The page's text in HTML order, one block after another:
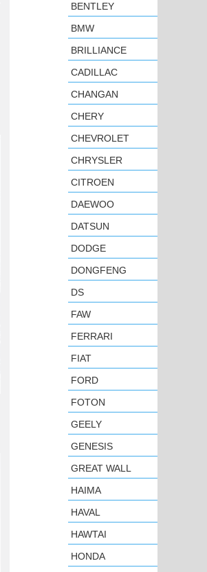
BENTLEY
BMW
BRILLIANCE
CADILLAC
CHANGAN
CHERY
CHEVROLET
CHRYSLER
CITROEN
DAEWOO
DATSUN
DODGE
DONGFENG
DS
FAW
FERRARI
FIAT
FORD
FOTON
GEELY
GENESIS
GREAT WALL
HAIMA
HAVAL
HAWTAI
HONDA